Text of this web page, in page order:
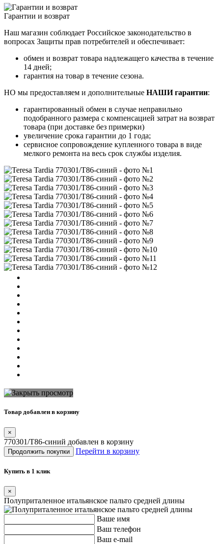
Гарантии и возврат
Наш магазин соблюдает Российское законодательство в
вопросах Защиты прав потребителей и обеспечивает:
обмен и возврат товара надлежащего качества в течение
14 дней;
гарантия на товар в течение сезона.
НО мы предоставляем и дополнительные НАШИ гарантии:
гарантированный обмен в случае неправильно
подобранного размера с компенсацией затрат на возврат
товара (при доставке без примерки)
увеличение срока гарантии до 1 года;
сервисное сопровождение купленного товара в виде
мелкого ремонта на весь срок службы изделия.
Товар добавлен в корзину
×
770301/T86-синий добавлен в корзину
Продолжить покупки Перейти в корзину
Купить в 1 клик
×
Полуприталенное итальянское пальто средней длины
Ваше имя
Ваш телефон
Ваш e-mail